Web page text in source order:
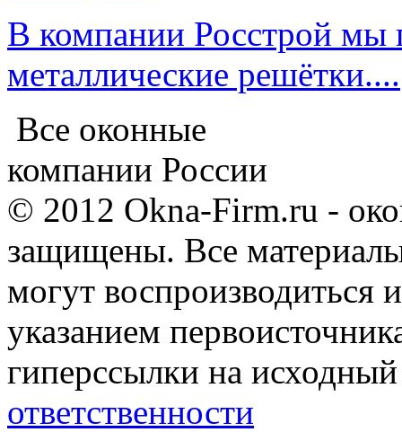
В компании Росстрой мы
металлические решётки....
Все оконные
компании России
© 2012 Okna-Firm.ru -
защищены. Все
могут воспроизводиться
указанием
гиперссылки на
ответственности